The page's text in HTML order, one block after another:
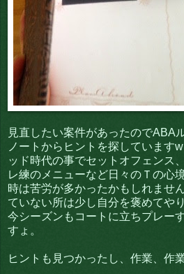
見直したい案件があったのでABA
ノートからヒントを探しています
ッド時代の事でセットオフェンス
レ練のメニューなど日々のＴの心
時は苦労が多かったかもしれませ
ていない所は少し自分を褒めてや
今シーズンもコートに立ちプレー
すょ。
ヒントも見つかったし、作業、作業